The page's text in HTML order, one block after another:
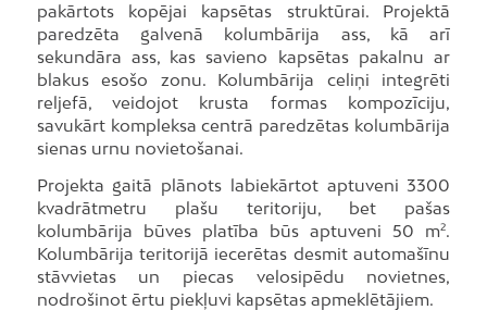
pakārtots kopējai kapsētas struktūrai. Projektā
paredzēta galvenā kolumbārija ass, kā arī
sekundāra ass, kas savieno kapsētas pakalnu ar
blakus esošo zonu. Kolumbārija celiņi integrēti
reljefā, veidojot krusta formas kompozīciju,
savukārt kompleksa centrā paredzētas kolumbārija
sienas urnu novietošanai.
Projekta gaitā plānots labiekārtot aptuveni 3300
kvadrātmetru plašu teritoriju, bet pašas
kolumbārija būves platība būs aptuveni 50 m².
Kolumbārija teritorijā iecerētas desmit automašīnu
stāvvietas un piecas velosipēdu novietnes,
nodrošinot ērtu piekļuvi kapsētas apmeklētājiem.